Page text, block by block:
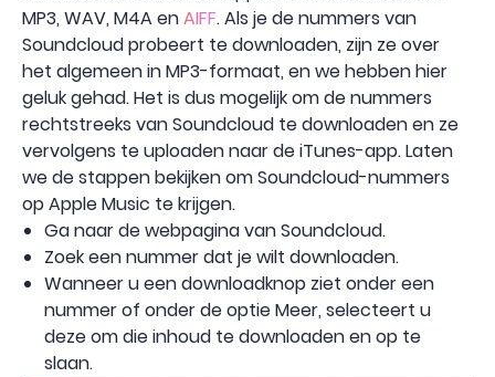
MP3, WAV, M4A enAIFF. Als je de nummers van
Soundcloud probeert te downloaden, zijn ze over
het algemeen in MP3-formaat, en we hebben hier
geluk gehad. Het is dus mogelijk om de nummers
rechtstreeks van Soundcloud te downloaden en ze
vervolgens te uploaden naar de iTunes-app. Laten
we de stappen bekijken om Soundcloud-nummers
op Apple Music te krijgen.
Ga naar de webpagina van Soundcloud.
Zoek een nummer dat je wilt downloaden.
Wanneer u een downloadknop ziet onder een
nummer of onder de optie Meer, selecteert u
deze om die inhoud te downloaden en op te
slaan.